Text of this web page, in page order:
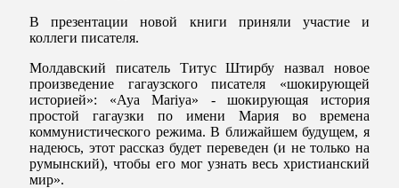
В презентации новой книги приняли участие и
коллеги писателя.
Молдавский писатель Титус Штирбу назвал новое
произведение гагаузского писателя «шокирующей
историей»: «Aya Mariya» - шокирующая история
простой гагаузки по имени Мария во времена
коммунистического режима. В ближайшем будущем, я
надеюсь, этот рассказ будет переведен (и не только на
румынский), чтобы его мог узнать весь христианский
мир».